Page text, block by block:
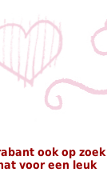
ook op zoek
voor een leuk